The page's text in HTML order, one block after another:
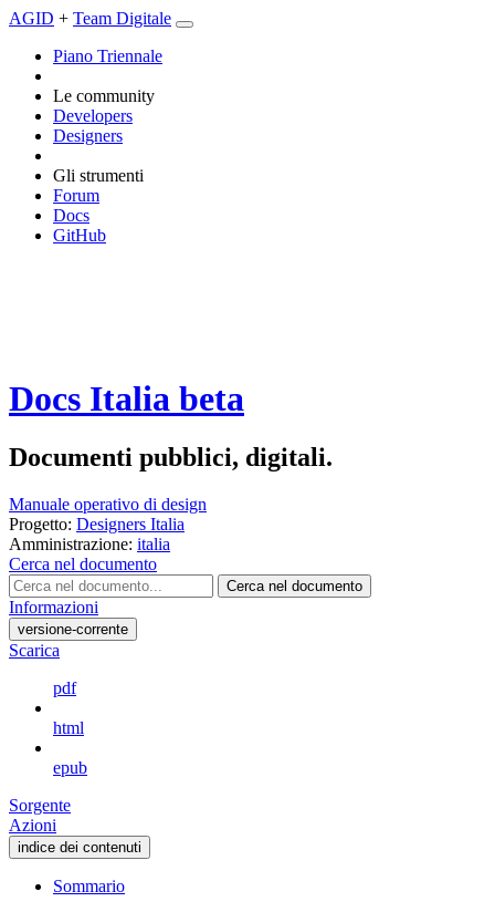
AGID + Team Digitale
Piano Triennale
Le community
Developers
Designers
Gli strumenti
Forum
Docs
GitHub
Docs Italia beta
Documenti pubblici, digitali.
Manuale operativo di design
Progetto: Designers Italia
Amministrazione: italia
Cerca nel documento
Cerca nel documento
Informazioni
versione-corrente
Scarica
pdf
html
epub
Sorgente
Azioni
indice dei contenuti
Sommario